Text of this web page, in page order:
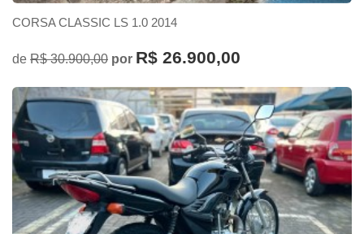
CORSA CLASSIC LS 1.0 2014
de R$ 30.900,00 por R$ 26.900,00